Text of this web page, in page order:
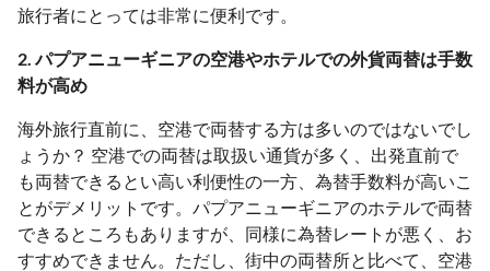
旅行者にとっては非常に便利です。
2. パプアニューギニアの空港やホテルでの外貨両替は手数
料が高め
海外旅行直前に、空港で両替する方は多いのではないでし
ょうか？ 空港での両替は取扱い通貨が多く、出発直前で
も両替できるとい高い利便性の一方、為替手数料が高いこ
とがデメリットです。パプアニューギニアのホテルで両替
できるところもありますが、同様に為替レートが悪く、お
すすめできません。ただし、街中の両替所と比べて、空港